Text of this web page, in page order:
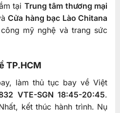
tại Trung tâm thương mại
Cửa hàng bạc Lào Chitana
mỹ nghệ và trang sức
TP.HCM
làm thủ tục bay về Việt
VTE-SGN 18:45-20:45.
kết thúc hành trình. Nụ